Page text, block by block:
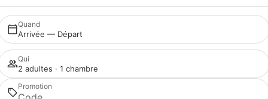
Quand
Arrivée — Départ
Qui
2 adultes · 1 chambre
Promotion